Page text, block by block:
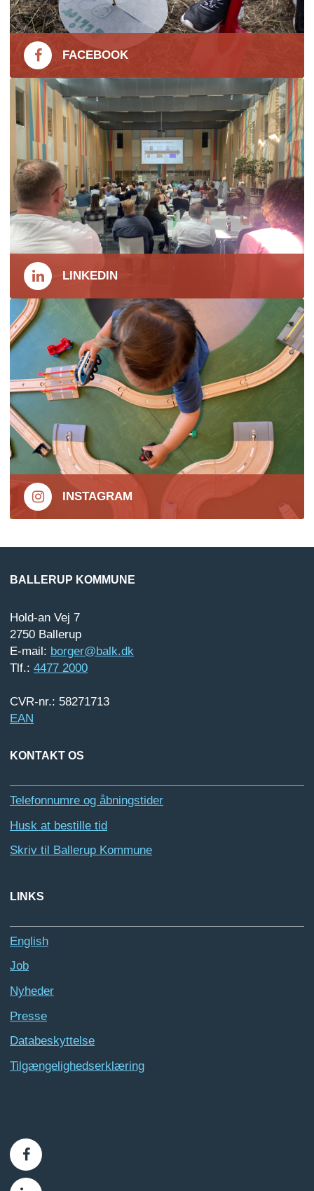
FACEBOOK
LINKEDIN
INSTAGRAM
BALLERUP KOMMUNE
Hold-an Vej 7
2750 Ballerup
E-mail: borger@balk.dk
Tlf.: 4477 2000
CVR-nr.: 58271713
EAN
KONTAKT OS
Telefonnumre og åbningstider
Husk at bestille tid
Skriv til Ballerup Kommune
LINKS
English
Job
Nyheder
Presse
Databeskyttelse
Tilgængelighedserklæring